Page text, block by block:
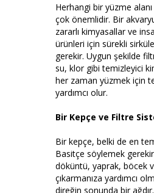
Herhangi bir yüzme
çok önemlidir. Bir
zararlı kimyasallar ve
ürünleri için sürekli
gerekir. Uygun şekilde
su, klor gibi temizleyici
her zaman yüzmek için
yardımcı olur.
Bir Kepçe ve Filtre
Bir kepçe, belki de en
Basitçe söylemek
döküntü, yaprak, böcek
çıkarmanıza yardımcı
direğin sonunda bir